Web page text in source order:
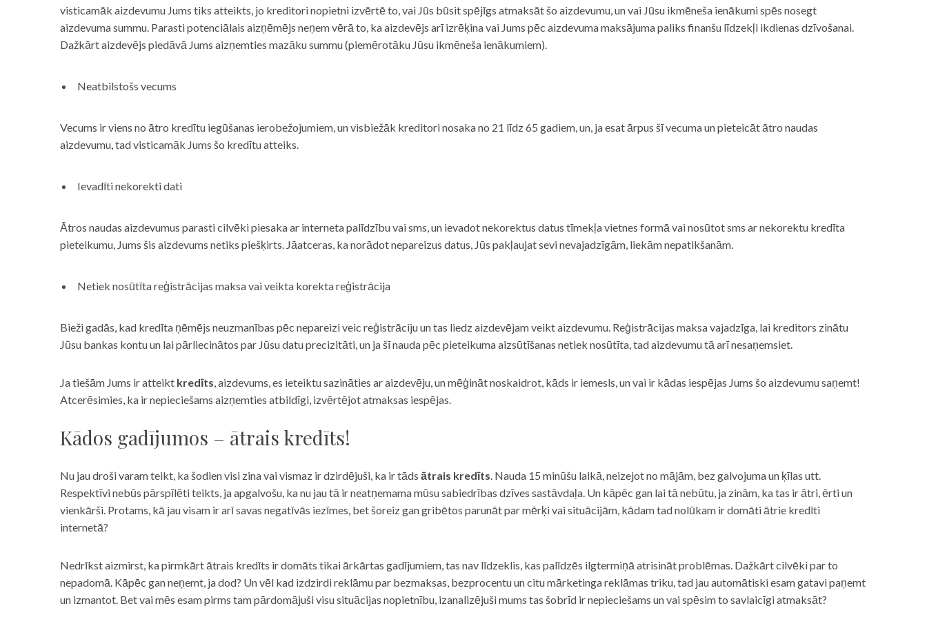
visticamāk aizdevumu Jums tiks atteikts, jo kreditori nopietni izvērtē to, vai Jūs būsit spējīgs atmaksāt šo aizdevumu, un vai Jūsu ikmēneša ienākumi spēs nosegt
aizdevuma summu. Parasti potenciālais aizņēmējs neņem vērā to, ka aizdevējs arī izrēķina vai Jums pēc aizdevuma maksājuma paliks finanšu līdzekļi ikdienas dzīvošanai.
Dažkārt aizdevējs piedāvā Jums aizņemties mazāku summu (piemērotāku Jūsu ikmēneša ienākumiem).
Neatbilstošs vecums
Vecums ir viens no ātro kredītu iegūšanas ierobežojumiem, un visbiežāk kreditori nosaka no 21 līdz 65 gadiem, un, ja esat ārpus šī vecuma un pieteicāt ātro naudas
aizdevumu, tad visticamāk Jums šo kredītu atteiks.
Ievadīti nekorekti dati
Ātros naudas aizdevumus parasti cilvēki piesaka ar interneta palīdzību vai sms, un ievadot nekorektus datus tīmekļa vietnes formā vai nosūtot sms ar nekorektu kredīta
pieteikumu, Jums šis aizdevums netiks piešķirts. Jāatceras, ka norādot nepareizus datus, Jūs pakļaujat sevi nevajadzīgām, liekām nepatikšanām.
Netiek nosūtīta reģistrācijas maksa vai veikta korekta reģistrācija
Bieži gadās, kad kredīta ņēmējs neuzmanības pēc nepareizi veic reģistrāciju un tas liedz aizdevējam veikt aizdevumu. Reģistrācijas maksa vajadzīga, lai kreditors zinātu
Jūsu bankas kontu un lai pārliecinātos par Jūsu datu precizitāti, un ja šī nauda pēc pieteikuma aizsūtīšanas netiek nosūtīta, tad aizdevumu tā arī nesaņemsiet.
Ja tiešām Jums ir atteikt kredīts, aizdevums, es ieteiktu sazināties ar aizdevēju, un mēģināt noskaidrot, kāds ir iemesls, un vai ir kādas iespējas Jums šo aizdevumu saņemt!
Atcerēsimies, ka ir nepieciešams aizņemties atbildīgi, izvērtējot atmaksas iespējas.
Kādos gadījumos – ātrais kredīts!
Nu jau droši varam teikt, ka šodien visi zina vai vismaz ir dzirdējuši, ka ir tāds ātrais kredīts. Nauda 15 minūšu laikā, neizejot no mājām, bez galvojuma un ķīlas utt.
Respektīvi nebūs pārspīlēti teikts, ja apgalvošu, ka nu jau tā ir neatņemama mūsu sabiedrības dzīves sastāvdaļa. Un kāpēc gan lai tā nebūtu, ja zinām, ka tas ir ātri, ērti un
vienkārši. Protams, kā jau visam ir arī savas negatīvās iezīmes, bet šoreiz gan gribētos parunāt par mērķi vai situācijām, kādam tad nolūkam ir domāti ātrie kredīti
internetā?
Nedrīkst aizmirst, ka pirmkārt ātrais kredīts ir domāts tikai ārkārtas gadījumiem, tas nav līdzeklis, kas palīdzēs ilgtermiņā atrisināt problēmas. Dažkārt cilvēki par to
nepadomā. Kāpēc gan neņemt, ja dod? Un vēl kad izdzirdi reklāmu par bezmaksas, bezprocentu un citu mārketinga reklāmas triku, tad jau automātiski esam gatavi paņemt
un izmantot. Bet vai mēs esam pirms tam pārdomājuši visu situācijas nopietnību, izanalizējuši mums tas šobrīd ir nepieciešams un vai spēsim to savlaicīgi atmaksāt?